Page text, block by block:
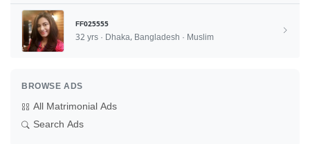
FF025555
32 yrs · Dhaka, Bangladesh · Muslim
BROWSE ADS
All Matrimonial Ads
Search Ads